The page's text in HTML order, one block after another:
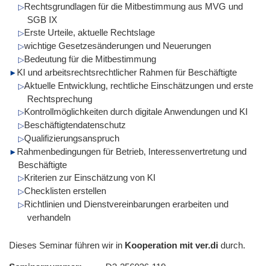
Rechtsgrundlagen für die Mitbestimmung aus MVG und
SGB IX
Erste Urteile, aktuelle Rechtslage
wichtige Gesetzesänderungen und Neuerungen
Bedeutung für die Mitbestimmung
KI und arbeitsrechtsrechtlicher Rahmen für Beschäftigte
Aktuelle Entwicklung, rechtliche Einschätzungen und erste
Rechtsprechung
Kontrollmöglichkeiten durch digitale Anwendungen und KI
Beschäftigtendatenschutz
Qualifizierungsanspruch
Rahmenbedingungen für Betrieb, Interessenvertretung und
Beschäftigte
Kriterien zur Einschätzung von KI
Checklisten erstellen
Richtlinien und Dienstvereinbarungen erarbeiten und
verhandeln
Dieses Seminar führen wir in Kooperation mit ver.di durch.